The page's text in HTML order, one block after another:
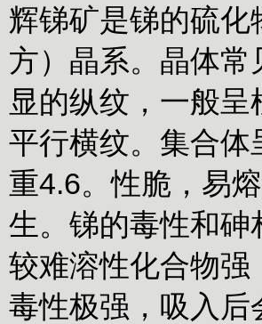
辉锑矿是锑的硫
方）晶系。晶体
显的纵纹，一般
平行横纹。集合
重4.6。性脆，易
生。锑的毒性和
较难溶性化合物
毒性极强，吸入